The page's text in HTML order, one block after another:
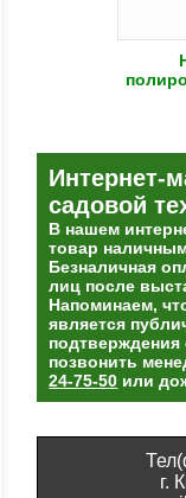
Интернет-
садовой
В нашем
товар
Безналичная
лиц после
Напоминаем,
является
подтверждения
позвонить
24-75-50 или
г.